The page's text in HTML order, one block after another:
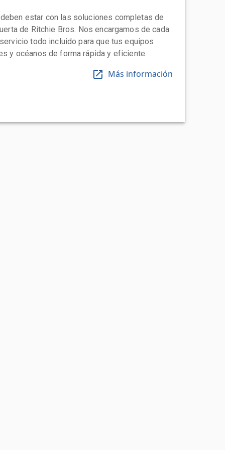
estar con las soluciones completas de
de Ritchie Bros. Nos encargamos de cada
todo incluido para que tus equipos
y océanos de forma rápida y eficiente.
Más información